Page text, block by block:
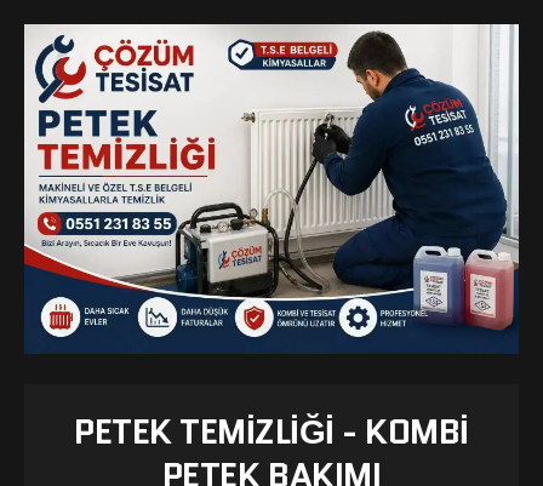
PETEK TEMIZLIĞI - KOMBI
PETEK BAKIMI